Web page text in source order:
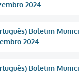
2024
Boletim
2024
Boletim